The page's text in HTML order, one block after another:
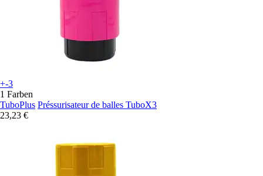
+-3
1 Farben
TuboPlus Préssurisateur de balles TuboX3
23,23 €